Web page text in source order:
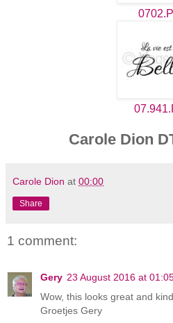
0702.P
Carole Dion
Carole Dion at 00:00
Share
1 comment:
Gery 23 August 2016 at
Wow, this looks great and
Groetjes Gery